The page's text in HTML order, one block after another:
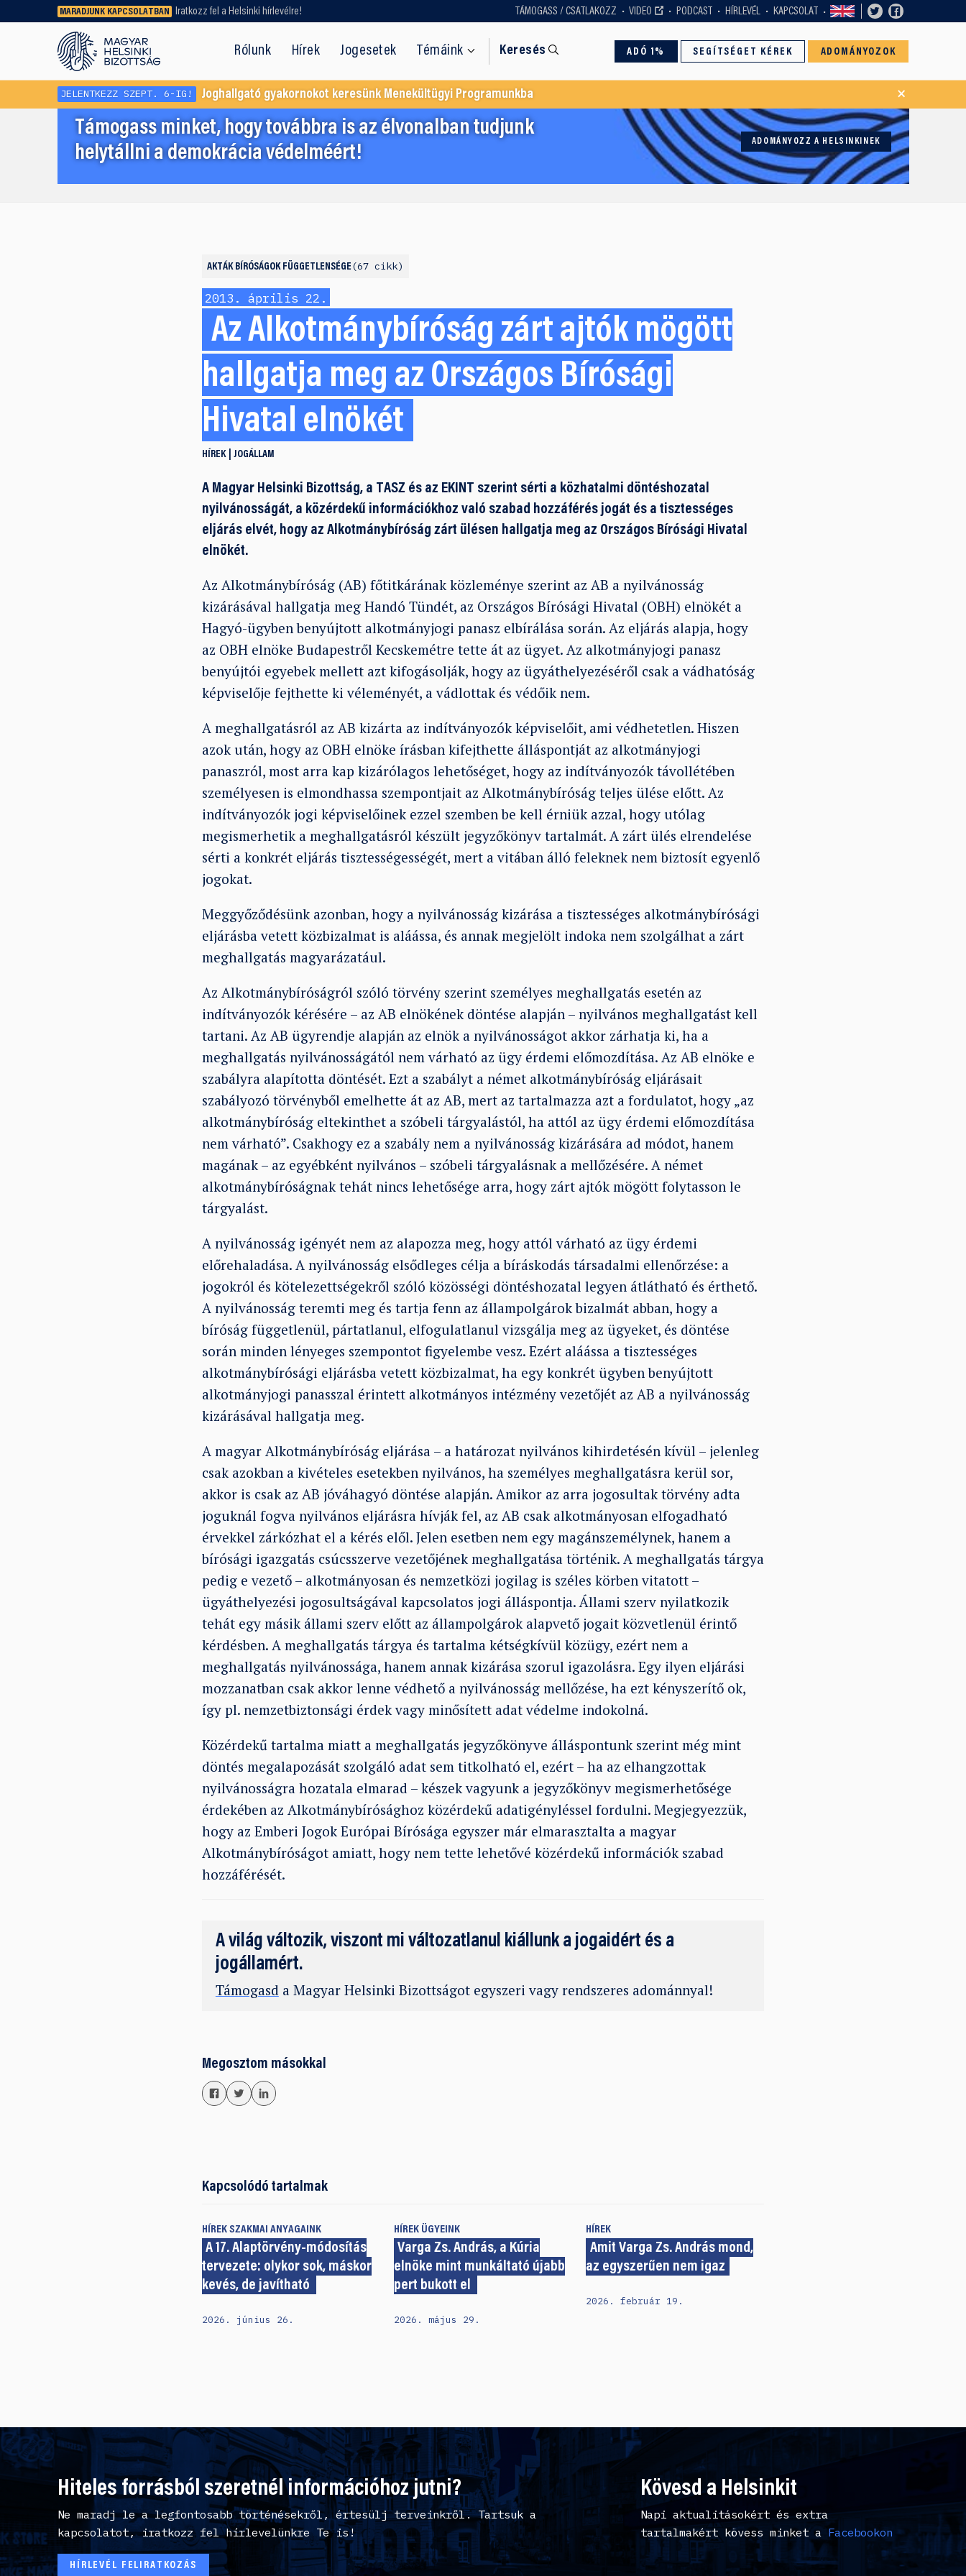
MARADJUNK KAPCSOLATBAN Iratkozz fel a Helsinki hírlevélre! TÁMOGASS / CSATLAKOZZ VIDEO PODCAST HÍRLEVÉL KAPCSOLAT
Rólunk Hírek Jogesetek Témáink Keresés ADÓ 1% SEGÍTSÉGET KÉREK ADOMÁNYOZOK
Régebbi tartalmat vagy
dokumentumot keresel? Használd a
keresőnket!
JELENTKEZZ SZEPT. 6-IG! Joghallgató gyakornokot keresünk Menekültügyi Programunkba ×
Támogass minket, hogy továbbra is az élvonalban tudjunk
helytállni a demokrácia védelméért!
ADOMÁNYOZZ A HELSINKINEK
AKTÁK BÍRÓSÁGOK FÜGGETLENSÉGE 67 cikk
2013. április 22.
Az Alkotmánybíróság zárt ajtók mögött
hallgatja meg az Országos Bírósági
Hivatal elnökét
HÍREK JOGÁLLAM
A Magyar Helsinki Bizottság, a TASZ és az EKINT szerint sérti a közhatalmi döntéshozatal
nyilvánosságát, a közérdekű információkhoz való szabad hozzáférés jogát és a tisztességes
eljárás elvét, hogy az Alkotmánybíróság zárt ülésen hallgatja meg az Országos Bírósági Hivatal
elnökét.
Az Alkotmánybíróság (AB) főtitkárának közleménye szerint az AB a nyilvánosság
kizárásával hallgatja meg Handó Tündét, az Országos Bírósági Hivatal (OBH) elnökét a
Hagyó-ügyben benyújtott alkotmányjogi panasz elbírálása során. Az eljárás alapja, hogy
az OBH elnöke Budapestről Kecskemétre tette át az ügyet. Az alkotmányjogi panasz
benyújtói egyebek mellett azt kifogásolják, hogy az ügyáthelyezéséről csak a vádhatóság
képviselője fejthette ki véleményét, a vádlottak és védőik nem.
A meghallgatásról az AB kizárta az indítványozók képviselőit, ami védhetetlen. Hiszen
azok után, hogy az OBH elnöke írásban kifejthette álláspontját az alkotmányjogi
panaszról, most arra kap kizárólagos lehetőséget, hogy az indítványozók távollétében
személyesen is elmondhassa szempontjait az Alkotmánybíróság teljes ülése előtt. Az
indítványozók jogi képviselőinek ezzel szemben be kell érniük azzal, hogy utólag
megismerhetik a meghallgatásról készült jegyzőkönyv tartalmát. A zárt ülés elrendelése
sérti a konkrét eljárás tisztességességét, mert a vitában álló feleknek nem biztosít egyenlő
jogokat.
Meggyőződésünk azonban, hogy a nyilvánosság kizárása a tisztességes alkotmánybírósági
eljárásba vetett közbizalmat is aláássa, és annak megjelölt indoka nem szolgálhat a zárt
meghallgatás magyarázatául.
Az Alkotmánybíróságról szóló törvény szerint személyes meghallgatás esetén az
indítványozók kérésére – az AB elnökének döntése alapján – nyilvános meghallgatást kell
tartani. Az AB ügyrendje alapján az elnök a nyilvánosságot akkor zárhatja ki, ha a
meghallgatás nyilvánosságától nem várható az ügy érdemi előmozdítása. Az AB elnöke e
szabályra alapította döntését. Ezt a szabályt a német alkotmánybíróság eljárásait
szabályozó törvényből emelhette át az AB, mert az tartalmazza azt a fordulatot, hogy „az
alkotmánybíróság eltekinthet a szóbeli tárgyalástól, ha attól az ügy érdemi előmozdítása
nem várható”. Csakhogy ez a szabály nem a nyilvánosság kizárására ad módot, hanem
magának – az egyébként nyilvános – szóbeli tárgyalásnak a mellőzésére. A német
alkotmánybíróságnak tehát nincs lehetősége arra, hogy zárt ajtók mögött folytasson le
tárgyalást.
A nyilvánosság igényét nem az alapozza meg, hogy attól várható az ügy érdemi
előrehaladása. A nyilvánosság elsődleges célja a bíráskodás társadalmi ellenőrzése: a
jogokról és kötelezettségekről szóló közösségi döntéshozatal legyen átlátható és érthető.
A nyilvánosság teremti meg és tartja fenn az állampolgárok bizalmát abban, hogy a
bíróság függetlenül, pártatlanul, elfogulatlanul vizsgálja meg az ügyeket, és döntése
során minden lényeges szempontot figyelembe vesz. Ezért aláássa a tisztességes
alkotmánybírósági eljárásba vetett közbizalmat, ha egy konkrét ügyben benyújtott
alkotmányjogi panasszal érintett alkotmányos intézmény vezetőjét az AB a nyilvánosság
kizárásával hallgatja meg.
A magyar Alkotmánybíróság eljárása – a határozat nyilvános kihirdetésén kívül – jelenleg
csak azokban a kivételes esetekben nyilvános, ha személyes meghallgatásra kerül sor,
akkor is csak az AB jóváhagyó döntése alapján. Amikor az arra jogosultak törvény adta
joguknál fogva nyilvános eljárásra hívják fel, az AB csak alkotmányosan elfogadható
érvekkel zárkózhat el a kérés elől. Jelen esetben nem egy magánszemélynek, hanem a
bírósági igazgatás csúcsszerve vezetőjének meghallgatása történik. A meghallgatás tárgya
pedig e vezető – alkotmányosan és nemzetközi jogilag is széles körben vitatott –
ügyáthelyezési jogosultságával kapcsolatos jogi álláspontja. Állami szerv nyilatkozik
tehát egy másik állami szerv előtt az állampolgárok alapvető jogait közvetlenül érintő
kérdésben. A meghallgatás tárgya és tartalma kétségkívül közügy, ezért nem a
meghallgatás nyilvánossága, hanem annak kizárása szorul igazolásra. Egy ilyen eljárási
mozzanatban csak akkor lenne védhető a nyilvánosság mellőzése, ha ezt kényszerítő ok,
így pl. nemzetbiztonsági érdek vagy minősített adat védelme indokolná.
Közérdekű tartalma miatt a meghallgatás jegyzőkönyve álláspontunk szerint még mint
döntés megalapozását szolgáló adat sem titkolható el, ezért – ha az elhangzottak
nyilvánosságra hozatala elmarad – készek vagyunk a jegyzőkönyv megismerhetősége
érdekében az Alkotmánybírósághoz közérdekű adatigényléssel fordulni. Megjegyezzük,
hogy az Emberi Jogok Európai Bírósága egyszer már elmarasztalta a magyar
Alkotmánybíróságot amiatt, hogy nem tette lehetővé közérdekű információk szabad
hozzáférését.
A világ változik, viszont mi változatlanul kiállunk a jogaidért és a
jogállamért.
Támogasd a Magyar Helsinki Bizottságot egyszeri vagy rendszeres adománnyal!
Megosztom másokkal
Kapcsolódó tartalmak
HÍREKSZAKMAI ANYAGAINK
A 17. Alaptörvény-módosítás
tervezete: olykor sok, máskor
kevés, de javítható
2026. június 26.
HÍREK ÜGYEINK
Varga Zs. András, a Kúria
elnöke mint munkáltató újabb
pert bukott el
2026. május 29.
HÍREK
Amit Varga Zs. András mond,
az egyszerűen nem igaz
2026. február 19.
Hiteles forrásból szeretnél információhoz jutni?
Ne maradj le a legfontosabb történésekről, értesülj terveinkről. Tartsuk a
kapcsolatot, iratkozz fel hírlevelünkre Te is!
HÍRLEVÉL FELIRATKOZÁS
Kövesd a Helsinkit
Napi aktualitásokért és extra
tartalmakért kövess minket aFacebookon